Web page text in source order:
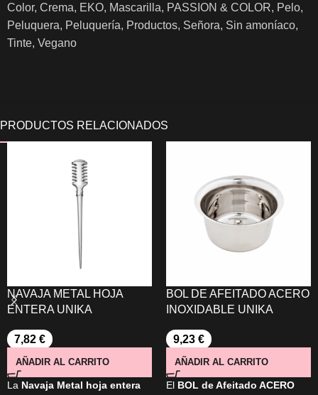
Color, Crema, EKO, Mascarilla, PASSION & COLOR, Pelo,
Peluquera, Peluquería, Productos, Señora, Sin amoníaco,
Tinte, Vegano
NAVAJA METAL HOJA
ENTERA UNIKA
7,82 €
AÑADIR AL CARRITO
La Navaja Metal hoja entera
BOL DE AFEITADO ACERO
INOXIDABLE UNIKA
9,23 €
AÑADIR AL CARRITO
El BOL de Afeitado ACERO